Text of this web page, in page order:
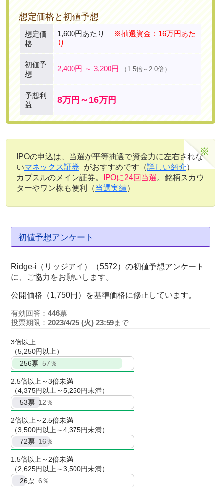
想定価格と初値予想
想定価
格
1,600円あたり
※抽選資金：16万円あた
り
初値予
想
2,400円 ～ 3,200円 （1.5倍～2.0倍）
予想利
益
8万円～16万円
IPOの申込は、当選が平等抽選で資金力に左右されな
いマネックス証券 がおすすめです（詳しい紹介）
カブスルのメイン証券。
IPOに24回当選。銘柄スカウ
ターやワン株も便利（当選実績）
初値予想アンケート
Ridge-i（リッジアイ）（5572）の初値予想アンケート
に、ご協力をお願いします。
公開価格（1,750円）を基準価格に修正しています。
有効回答： 446票
投票期限： 2023/4/25 (火) 23:59まで
3倍以上
（5,250円以上）
256票 57％
2.5倍以上～3倍未満
（4,375円以上～5,250円未満）
53票 12％
2倍以上～2.5倍未満
（3,500円以上～4,375円未満）
72票 16％
1.5倍以上～2倍未満
（2,625円以上～3,500円未満）
26票 6％